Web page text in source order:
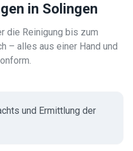
in Solingen
die Reinigung bis zum
– alles aus einer Hand und
und Ermittlung der